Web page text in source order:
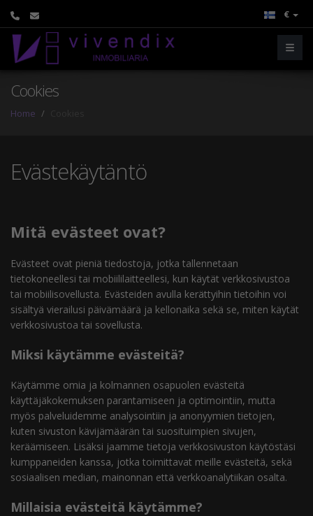
€
Cookies
Home
Evästekäytäntö
Mitä evästeet ovat?
Evästeet ovat pieniä tiedostoja, jotka tallennetaan
tietokoneellesi tai mobiililaitteellesi, kun käytät verkkosivustoa
tai mobiilisovellusta. Evästeiden avulla kerättyihin tietoihin voi
sisältyä vierailusi päivämäärä ja kellonaika sekä se, miten käytät
verkkosivustoa tai sovellusta.
Miksi käytämme evästeitä?
Käytämme omia ja kolmannen osapuolen evästeitä
käyttäjäkokemuksen parantamiseen ja optimointiin, mutta
myös palveluidemme analysointiin ja anonyymien tietojen,
kuten sivuston kävijämäärän tai suosituimpien sivujen,
keräämiseen. Lisäksi jaamme tietoja verkkosivuston käytöstäsi
kumppaneiden kanssa, jotka toimittavat meille evästeitä, sekä
sosiaalisen median, mainonnan että verkkoanalytiikan osalta.
Millaisia evästeitä käytämme?